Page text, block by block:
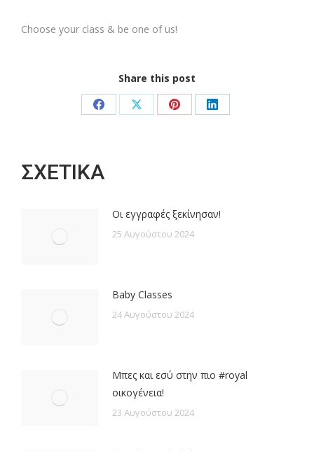
Choose your class & be one of us!
Share this post
Share Share Share Share
ΣΧΕΤΙΚΑ
Οι εγγραφές ξεκίνησαν!
25 Αυγούστου 2024
Baby Classes
24 Αυγούστου 2024
Μπες και εσύ στην πιο #royal
οικογένεια!
23 Αυγούστου 2024